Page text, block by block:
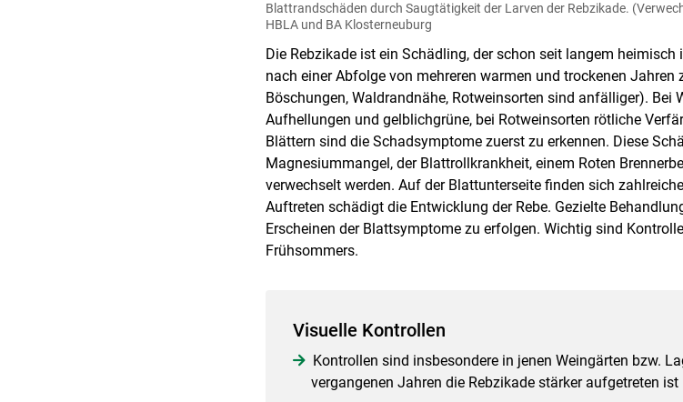
Skip to main
Blattrandschäden durch Saugtätigkeit der Larven der Rebzikade.
HBLA und BA Klosterneuburg
Die Rebzikade ist ein Schädling, der schon seit langem
nach einer Abfolge von mehreren warmen und trockenen Jahren
Böschungen, Waldrandnähe, Rotweinsorten sind anfälliger). Bei
Aufhellungen und gelblichgrüne, bei Rotweinsorten rötliche
Blättern sind die Schadsymptome zuerst zu erkennen. Diese
Magnesiummangel, der Blattrollkrankheit, einem Roten
verwechselt werden. Auf der Blattunterseite finden sich
Auftreten schädigt die Entwicklung der Rebe. Gezielte
Erscheinen der Blattsymptome zu erfolgen. Wichtig sind
Frühsommers.
Visuelle Kontrollen
Kontrollen sind insbesondere in jenen Weingärten bzw.
vergangenen Jahren die Rebzikade stärker aufgetreten ist